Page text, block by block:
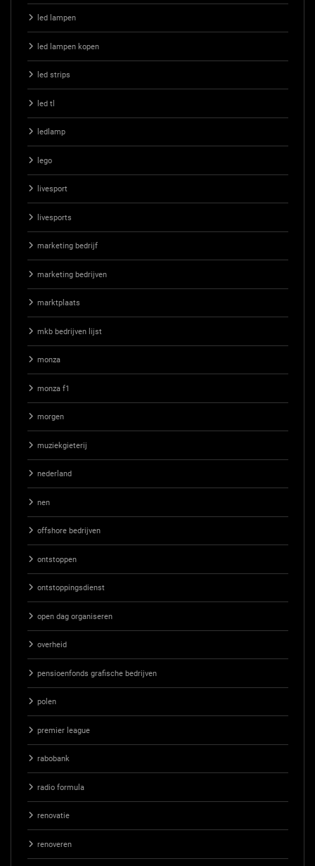
led lampen
led lampen kopen
led strips
led tl
ledlamp
lego
livesport
livesports
marketing bedrijf
marketing bedrijven
marktplaats
mkb bedrijven lijst
monza
monza f1
morgen
muziekgieterij
nederland
nen
offshore bedrijven
ontstoppen
ontstoppingsdienst
open dag organiseren
overheid
pensioenfonds grafische bedrijven
polen
premier league
rabobank
radio formula
renovatie
renoveren